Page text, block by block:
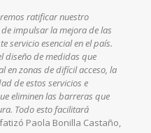
ratificar nuestro
impulsar la mejora de las
servicio esencial en el país.
diseño de medidas que
en zonas de difícil acceso, la
de estos servicios e
eliminen las barreras que
Todo esto facilitará
Paola Bonilla Castaño,